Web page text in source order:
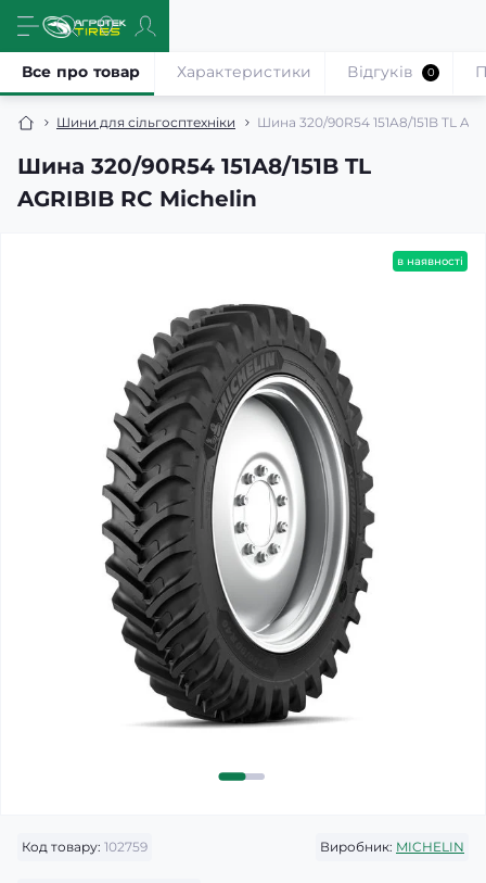
Шини для сільгосптехніки Шина 320/90R54 151A8/151B TL
Шина 320/90R54 151A8/151B TL
AGRIBIB RC Michelin
Все про товар Характеристики Відгуків 0
в наявності
Код товару: 102759 Виробник: MICHELIN